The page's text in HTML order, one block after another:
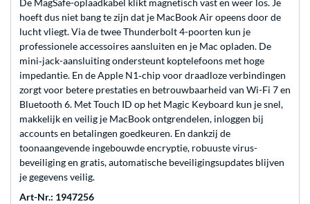
De MagSafe-oplaadkabel klikt magnetisch vast en weer los. Je
hoeft dus niet bang te zijn dat je MacBook Air opeens door de
lucht vliegt. Via de twee Thunderbolt 4-poorten kun je
professionele accessoires aansluiten en je Mac opladen. De
mini‑jack-aansluiting ondersteunt koptelefoons met hoge
impedantie. En de Apple N1‑chip voor draadloze verbindingen
zorgt voor betere prestaties en betrouwbaarheid van Wi-Fi 7 en
Bluetooth 6. Met Touch ID op het Magic Keyboard kun je snel,
makkelijk en veilig je MacBook ontgrendelen, inloggen bij
accounts en betalingen goedkeuren. En dankzij de
toonaangevende ingebouwde encryptie, robuuste virus­
beveiliging en gratis, automatische beveiligings­updates blijven
je gegevens veilig.
Art-Nr.: 1947256